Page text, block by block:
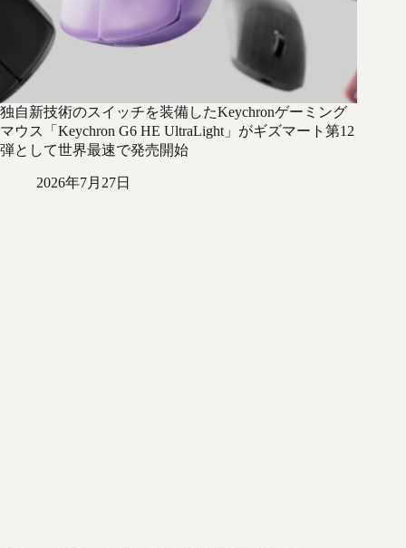
独自新技術のスイッチを装備したKeychronゲーミング
マウス「Keychron G6 HE UltraLight」がギズマート第12
弾として世界最速で発売開始
2026年7月27日